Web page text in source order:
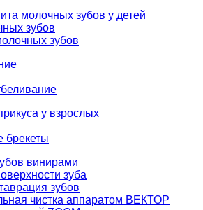
молочных зубов у детей
зубов
зубов
у взрослых
брекеты
винирами
зуба
зубов
чистка аппаратом ВЕКТОР